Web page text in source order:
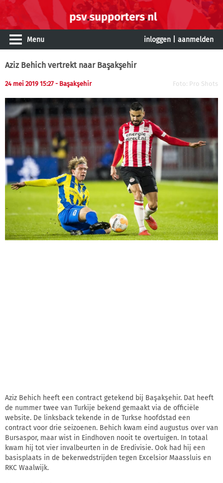
Menu inloggen aanmelden
Aziz Behich vertrekt naar Başakşehir
24 mei 2019 15:27 - Başakşehir Foto: Pro Shots
Aziz Behich heeft een contract getekend bij Başakşehir. Dat heeft
de nummer twee van Turkije bekend gemaakt via de officiële
website. De linksback tekende in de Turkse hoofdstad een
contract voor drie seizoenen. Behich kwam eind augustus over van
Bursaspor, maar wist in Eindhoven nooit te overtuigen. In totaal
kwam hij tot vier invalbeurten in de Eredivisie. Ook had hij een
basisplaats in de bekerwedstrijden tegen Excelsior Maassluis en
RKC Waalwijk.